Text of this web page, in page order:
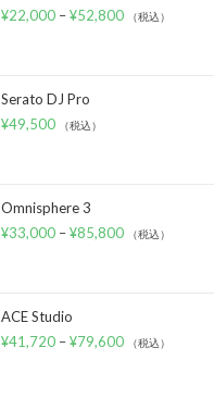
¥22,000 –¥52,800 （税込）
Serato DJ Pro
¥49,500 （税込）
Omnisphere 3
¥33,000 –¥85,800 （税込）
ACE Studio
¥41,720 –¥79,600 （税込）